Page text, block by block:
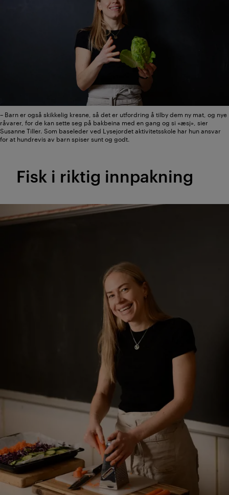
– Barn er også skikkelig kresne, så det er utfordring å tilby dem ny mat, og nye
råvarer, for de kan sette seg på bakbeina med en gang og si «æsj», sier
Susanne Tiller. Som baseleder ved Lysejordet aktivitetsskole har hun ansvar
for at hundrevis av barn spiser sunt og godt.
Fisk i riktig innpakning